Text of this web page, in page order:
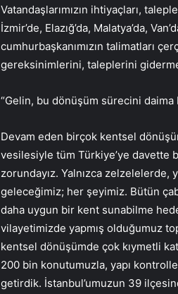
Vatandaşlarımızın ihtiyaçları,
İzmir’de, Elazığ’da, Malatya’da,
cumhurbaşkanımızın talimatları
gereksinimlerini, taleplerini
“Gelin, bu dönüşüm sürecini
Devam eden birçok kentsel
vesilesiyle tüm Türkiye’ye davette
zorundayız. Yalnızca zelzelelerde,
geleceğimiz; her şeyimiz. Bütün
daha uygun bir kent sunabilme
vilayetimizde yapmış olduğumuz
kentsel dönüşümde çok kıymetli
200 bin konutumuzla, yapı
getirdik. İstanbul’umuzun 39